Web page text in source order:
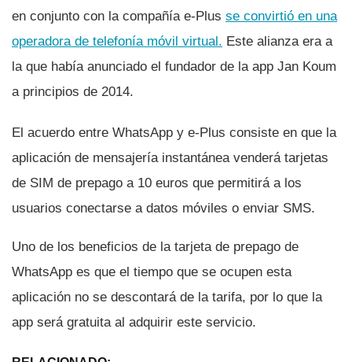
en conjunto con la compañí­a e-Plus se convirtió en una
operadora de telefoní­a móvil virtual. Este alianza era a
la que habí­a anunciado el fundador de la app Jan Koum
a principios de 2014.
El acuerdo entre WhatsApp y e-Plus consiste en que la
aplicación de mensajerí­a instantánea venderá tarjetas
de SIM de prepago a 10 euros que permitirá a los
usuarios conectarse a datos móviles o enviar SMS.
Uno de los beneficios de la tarjeta de prepago de
WhatsApp es que el tiempo que se ocupen esta
aplicación no se descontará de la tarifa, por lo que la
app será gratuita al adquirir este servicio.